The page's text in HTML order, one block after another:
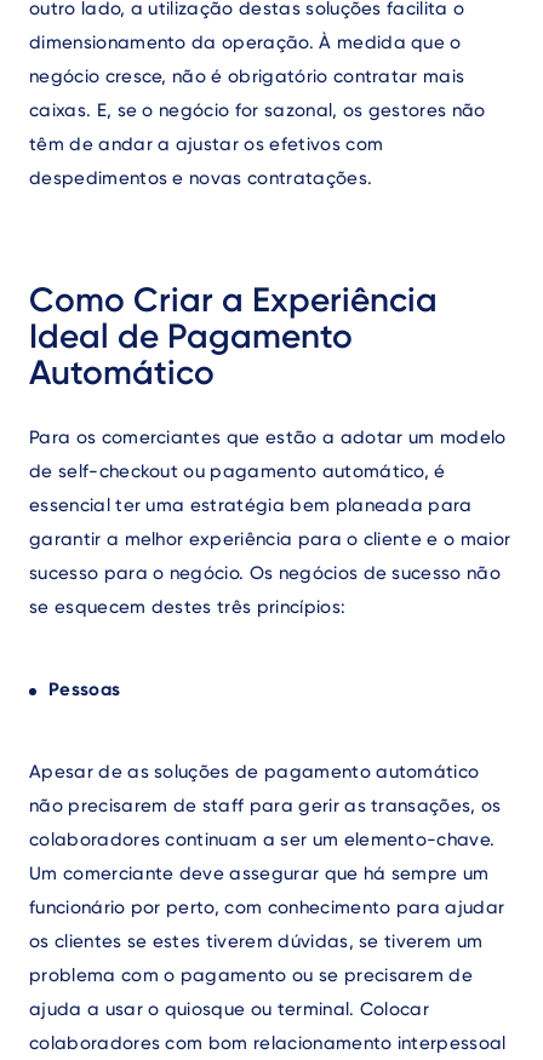
outro lado, a utilização destas soluções facilita o
dimensionamento da operação. À medida que o
negócio cresce, não é obrigatório contratar mais
caixas. E, se o negócio for sazonal, os gestores não
têm de andar a ajustar os efetivos com
despedimentos e novas contratações.
Como Criar a Experiência
Ideal de Pagamento
Automático
Para os comerciantes que estão a adotar um modelo
de self-checkout ou pagamento automático, é
essencial ter uma estratégia bem planeada para
garantir a melhor experiência para o cliente e o maior
sucesso para o negócio. Os negócios de sucesso não
se esquecem destes três princípios:
Pessoas
Apesar de as soluções de pagamento automático
não precisarem de staff para gerir as transações, os
colaboradores continuam a ser um elemento-chave.
Um comerciante deve assegurar que há sempre um
funcionário por perto, com conhecimento para ajudar
os clientes se estes tiverem dúvidas, se tiverem um
problema com o pagamento ou se precisarem de
ajuda a usar o quiosque ou terminal. Colocar
colaboradores com bom relacionamento interpessoal